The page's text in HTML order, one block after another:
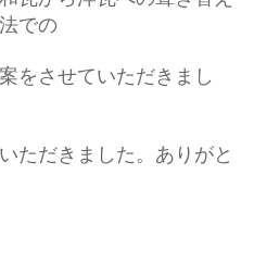
での
をさせていただきまし
ただきました。ありがと